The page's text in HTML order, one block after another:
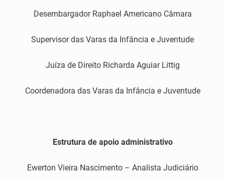
Desembargador Raphael Americano Câmara
Supervisor das Varas da Infância e Juventude
Juíza de Direito Richarda Aguiar Littig
Coordenadora das Varas da Infância e Juventude
Estrutura de apoio administrativo
Ewerton Vieira Nascimento – Analista Judiciário